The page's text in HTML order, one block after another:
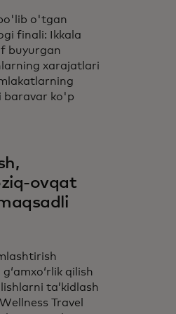
o'tgan
finali: Ikkala
buyurgan
xarajatlari
baravar ko'p
ovqat
qilish
taʼkidlash
Travel